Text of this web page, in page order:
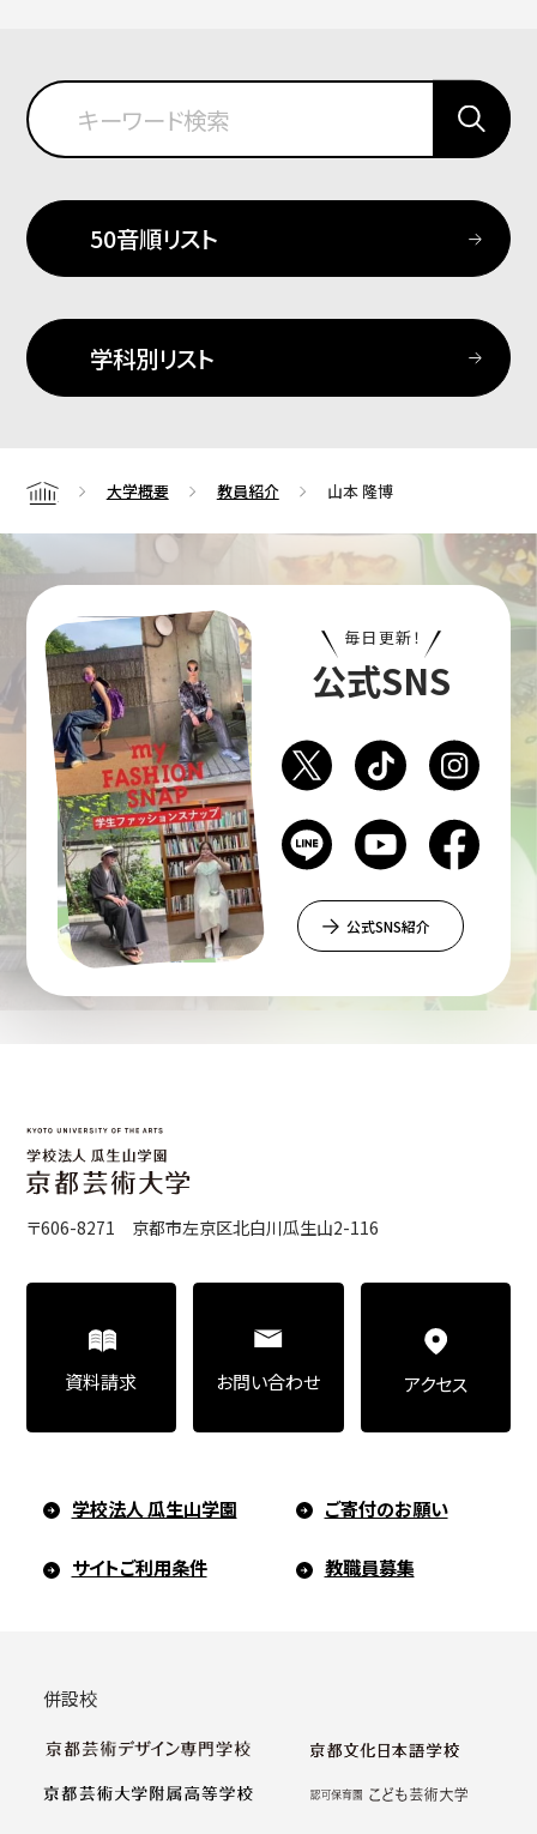
50音順リスト
学科別リスト
Home 大学概要 教員紹介 山本 隆博
毎日更新！
公式SNS
公式SNS紹介
〒606-8271 京都市左京区北白川瓜生山2-116
学校法人 瓜生山学園 ご寄付のお願い
サイトご利用条件 教職員募集
資料請求 お問い合わせ アクセス
併設校